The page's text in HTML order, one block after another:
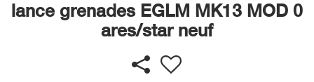
lance grenades EGLM MK13 MOD 0
ares/star neuf